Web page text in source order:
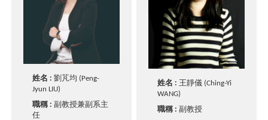
姓名 :劉芃均 (Peng-
Jyun LIU)
職稱 : 副教授兼副系主
任
姓名 : 王靜儀 (Ching-Yi
WANG)
職稱 : 副教授